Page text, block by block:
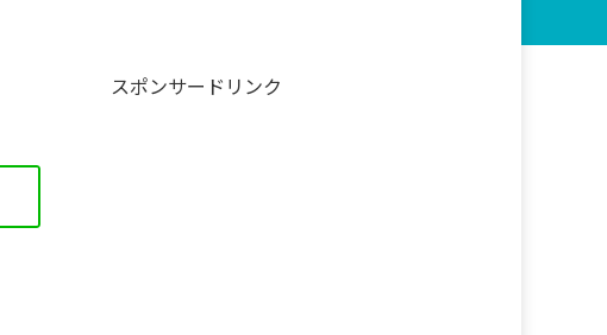
スポンサードリンク